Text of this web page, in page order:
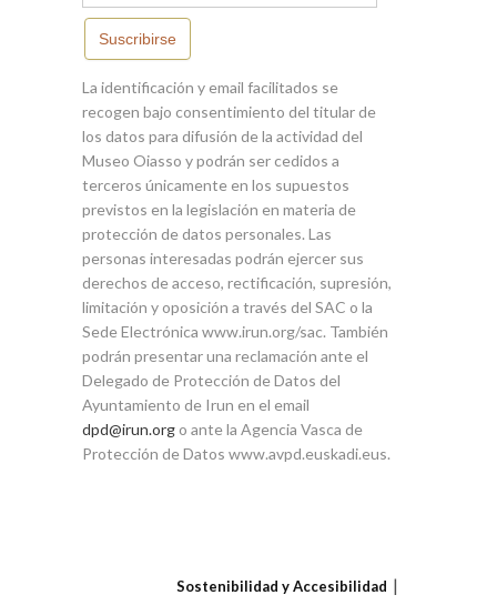
Suscribirse
La identificación y email facilitados se
recogen bajo consentimiento del titular de
los datos para difusión de la actividad del
Museo Oiasso y podrán ser cedidos a
terceros únicamente en los supuestos
previstos en la legislación en materia de
protección de datos personales. Las
personas interesadas podrán ejercer sus
derechos de acceso, rectificación, supresión,
limitación y oposición a través del SAC o la
Sede Electrónica www.irun.org/sac. También
podrán presentar una reclamación ante el
Delegado de Protección de Datos del
Ayuntamiento de Irun en el email
dpd@irun.org o ante la Agencia Vasca de
Protección de Datos www.avpd.euskadi.eus.
Sostenibilidad y Accesibilidad